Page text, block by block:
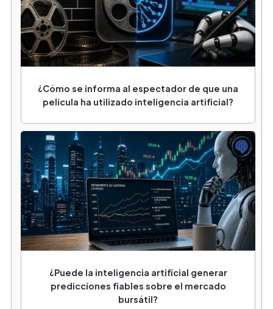
¿Cómo se informa al espectador de que una
película ha utilizado inteligencia artificial?
¿Puede la inteligencia artificial generar
predicciones fiables sobre el mercado
bursátil?